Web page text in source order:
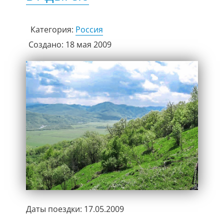
Категория: Россия
Создано: 18 мая 2009
Даты поездки: 17.05.2009